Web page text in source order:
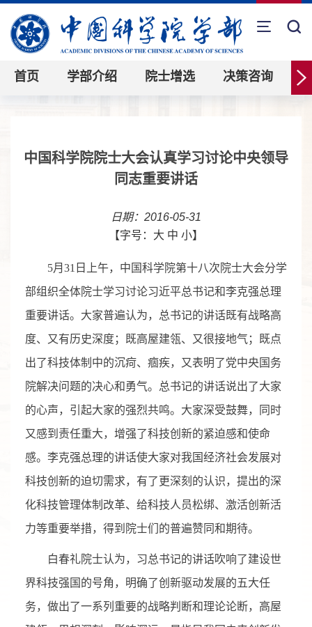
首页 学部介绍 院士增选 决策咨询
中国科学院院士大会认真学习讨论中央领导
同志重要讲话
日期：2016-05-31
【字号： 大 中 小】
5月31日上午，中国科学院第十八次院士大会分学
部组织全体院士学习讨论习近平总书记和李克强总理
重要讲话。大家普遍认为，总书记的讲话既有战略高
度、又有历史深度；既高屋建瓴、又很接地气；既点
出了科技体制中的沉疴、痼疾，又表明了党中央国务
院解决问题的决心和勇气。总书记的讲话说出了大家
的心声，引起大家的强烈共鸣。大家深受鼓舞，同时
又感到责任重大，增强了科技创新的紧迫感和使命
感。李克强总理的讲话使大家对我国经济社会发展对
科技创新的迫切需求，有了更深刻的认识，提出的深
化科技管理体制改革、给科技人员松绑、激活创新活
力等重要举措，得到院士们的普遍赞同和期待。
白春礼院士认为，习总书记的讲话吹响了建设世
界科技强国的号角，明确了创新驱动发展的五大任
务，做出了一系列重要的战略判断和理论论断，高屋